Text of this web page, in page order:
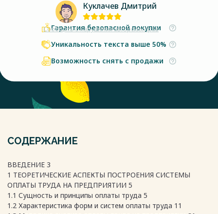
Куклачев Дмитрий
Сообщить о нарушении авторских прав
Гарантия безопасной покупки
Уникальность текста выше 50%
Возможность снять с продажи
СОДЕРЖАНИЕ
ВВЕДЕНИЕ 3
1 ТЕОРЕТИЧЕСКИЕ АСПЕКТЫ ПОСТРОЕНИЯ СИСТЕМЫ
ОПЛАТЫ ТРУДА НА ПРЕДПРИЯТИИ 5
1.1 Сущность и принципы оплаты труда 5
1.2 Характеристика форм и систем оплаты труда 11